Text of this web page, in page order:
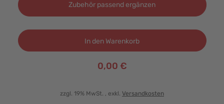
Zubehör passend ergänzen
In den Warenkorb
0,00 €
zzgl. 19% MwSt. , exkl. Versandkosten